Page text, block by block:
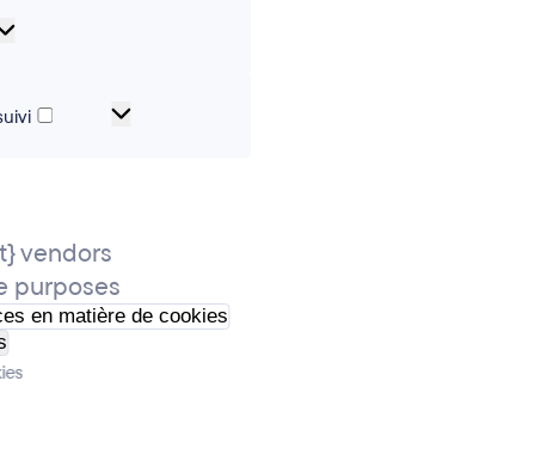
Cookies
de
suivi
vendors
purposes
en matière de cookies